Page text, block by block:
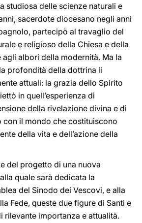
studiosa delle scienze naturali e
sacerdote diocesano negli anni
partecipò al travaglio del
e religioso della Chiesa e della
albori della modernità. Ma la
profondità della dottrina li
attuali: la grazia dello Spirito
in quell’esperienza di
della rivelazione divina e di
con il mondo che costituiscono
della vita e dell’azione della
del progetto di una nuova
quale sarà dedicata la
del Sinodo dei Vescovi, e alla
Fede, queste due figure di Santi e
rilevante importanza e attualità.